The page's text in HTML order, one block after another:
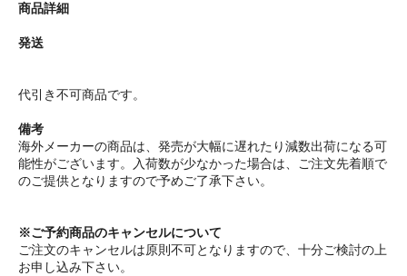
商品詳細
発送
代引き不可商品です。
備考
海外メーカーの商品は、発売が大幅に遅れたり減数出荷になる可
能性がございます。入荷数が少なかった場合は、ご注文先着順で
のご提供となりますので予めご了承下さい。
※ご予約商品のキャンセルについて
ご注文のキャンセルは原則不可となりますので、十分ご検討の上
お申し込み下さい。